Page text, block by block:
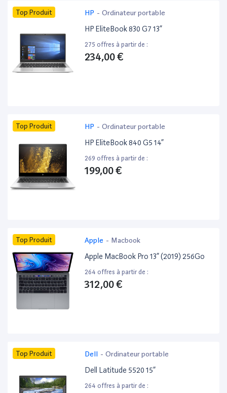
Top Produit HP - Ordinateur portable
HP EliteBook 830 G7 13”
275 offres à partir de :
234,00 €
Top Produit HP - Ordinateur portable
HP EliteBook 840 G5 14”
269 offres à partir de :
199,00 €
Top Produit Apple - Macbook
Apple MacBook Pro 13” (2019) 256Go
264 offres à partir de :
312,00 €
Top Produit Dell - Ordinateur portable
Dell Latitude 5520 15”
264 offres à partir de :